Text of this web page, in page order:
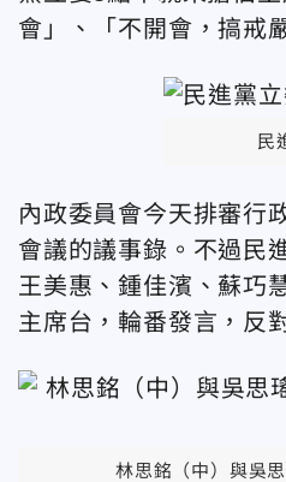
會」、「不開會，搞戒
民
內政委員會今天排審行
會議的議事錄。不過民
王美惠、鍾佳濱、蘇巧
主席台，輪番發言，反
林思銘（中）與吳